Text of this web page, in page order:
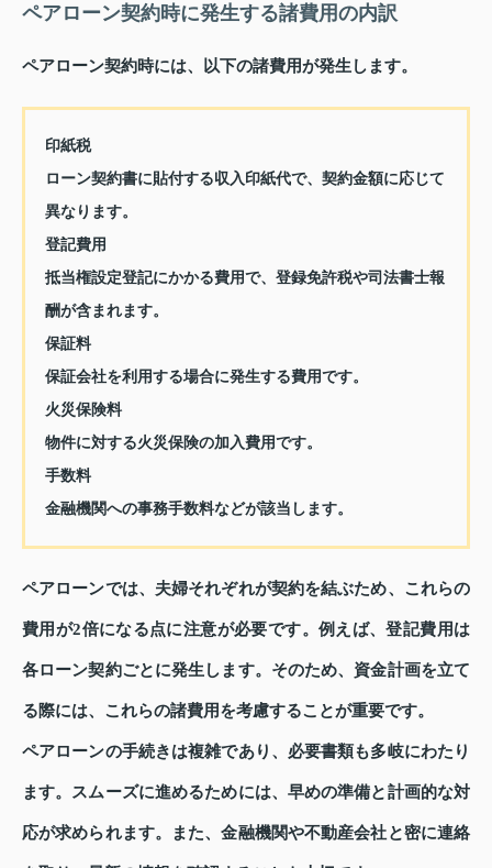
ペアローン契約時に発生する諸費用の内訳
ペアローン契約時には、以下の諸費用が発生します。
印紙税
ローン契約書に貼付する収入印紙代で、契約金額に応じて
異なります。
登記費用
抵当権設定登記にかかる費用で、登録免許税や司法書士報
酬が含まれます。
保証料
保証会社を利用する場合に発生する費用です。
火災保険料
物件に対する火災保険の加入費用です。
手数料
金融機関への事務手数料などが該当します。
ペアローンでは、夫婦それぞれが契約を結ぶため、これらの
費用が2倍になる点に注意が必要です。例えば、登記費用は
各ローン契約ごとに発生します。そのため、資金計画を立て
る際には、これらの諸費用を考慮することが重要です。
ペアローンの手続きは複雑であり、必要書類も多岐にわたり
ます。スムーズに進めるためには、早めの準備と計画的な対
応が求められます。また、金融機関や不動産会社と密に連絡